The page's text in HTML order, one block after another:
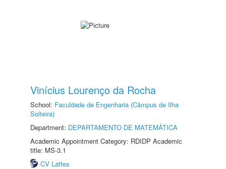
Vinícius Lourenço da Rocha
School: Faculdade de Engenharia (Câmpus de Ilha
Solteira)
Department: DEPARTAMENTO DE MATEMÁTICA
Academic Appointment Category: RDIDP Academic
title: MS-3.1
CV Lattes